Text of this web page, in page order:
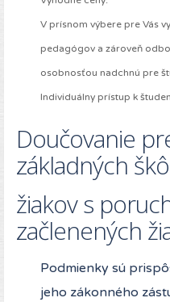
V prísnom výbere pre Vás
pedagógov a zároveň
osobnosťou nadchnú pre
Individuálny prístup k
Doučovanie
základných
žiakov s
začlenených
Podmienky sú
jeho zákonného